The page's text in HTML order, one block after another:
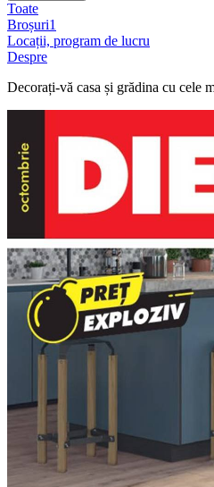
Toate
Broșuri1
Locații, program de lucru
Despre
Decorați-vă casa și grădina cu cele